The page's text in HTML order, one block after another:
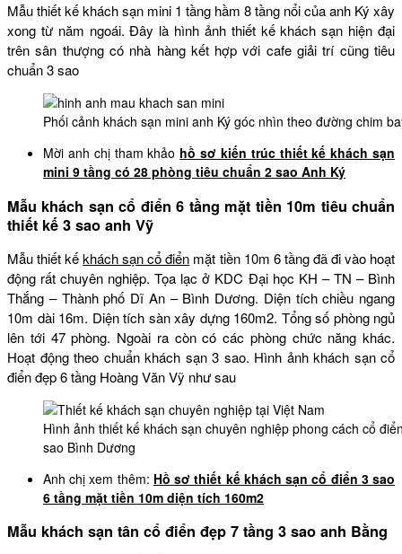
Mẫu thiết kế khách sạn mini 1 tầng hầm 8 tầng nổi của anh Ký xây
xong từ năm ngoái. Đây là hình ảnh thiết kế khách sạn hiện đại
trên sân thượng có nhà hàng kết hợp với cafe giải trí cũng tiêu
chuẩn 3 sao
Phối cảnh khách sạn mini anh Ký góc nhìn theo đường chim
Mời anh chị tham khảo hồ sơ kiến trúc thiết kế khách sạn
mini 9 tầng có 28 phòng tiêu chuẩn 2 sao Anh Ký
Mẫu khách sạn cổ điển 6 tầng mặt tiền 10m tiêu chuẩn
thiết kế 3 sao anh Vỹ
Mẫu thiết kếkhách sạn cổ điển mặt tiền 10m 6 tầng đã đi vào hoạt
động rất chuyên nghiệp. Tọa lạc ở KDC Đại học KH – TN – Bình
Thắng – Thành phố Dĩ An – Bình Dương. Diện tích chiều ngang
10m dài 16m. Diện tích sàn xây dựng 160m2. Tổng số phòng ngủ
lên tới 47 phòng. Ngoài ra còn có các phòng chức năng khác.
Hoạt động theo chuẩn khách sạn 3 sao. Hình ảnh khách sạn cổ
điển đẹp 6 tầng Hoàng Văn Vỹ như sau
Hình ảnh thiết kế khách sạn chuyên nghiệp phong cách cổ
sao Bình Dương
Anh chị xem thêm: Hồ sơ thiết kế khách sạn cổ điển 3 sao
6 tầng mặt tiền 10m diện tích 160m2
Mẫu khách sạn tân cổ điển đẹp 7 tầng 3 sao anh Bằng